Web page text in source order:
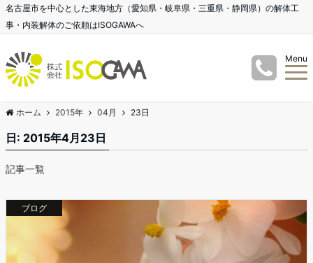
名古屋市を中心とした東海地方（愛知県・岐阜県・三重県・静岡県）の解体工
事・内装解体のご依頼はISOGAWAへ
Menu
ホーム 2015年 04月 23日
日: 2015年4月23日
記事一覧
ブログ